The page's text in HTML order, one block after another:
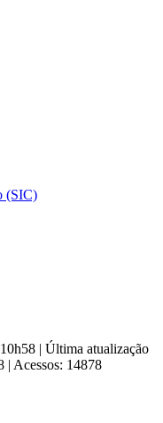
(SIC)
| Última atualização
| Acessos: 14878